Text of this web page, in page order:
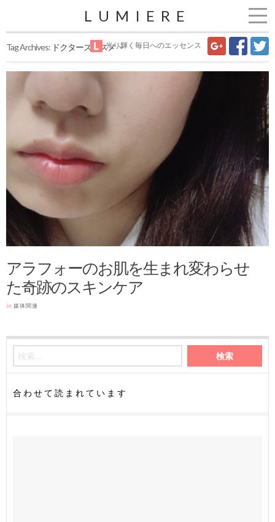
LUMIERE
光り輝く毎日へのエッセンス
Tag Archives: ドクターズコスメ
アラフォーのお肌を生まれ変わらせ
た奇跡のスキンケア
in 媒体関連
合わせて読まれています